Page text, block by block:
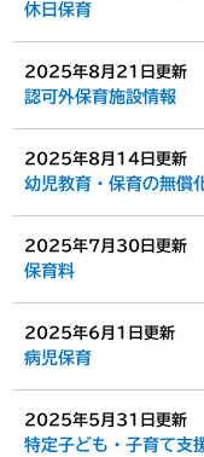
休日保育
2025年8月21日更新
認可外保育施設情報
2025年8月14日更新
幼児教育・保育の無償
2025年7月30日更新
保育料
2025年6月1日更新
病児保育
2025年5月31日更新
特定子ども・子育て支